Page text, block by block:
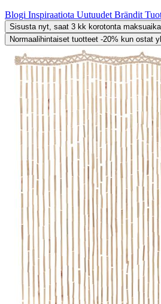
Blogi Inspiraatiota Uutuudet Brändit
Sisusta nyt, saat 3 kk korotonta
Normaalihintaiset tuotteet -20% kun ostat